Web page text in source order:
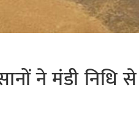
ने मंडी निधि